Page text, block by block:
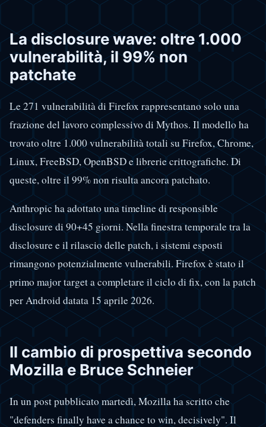
La disclosure wave: oltre 1.000
vulnerabilità, il 99% non
patchate
Le 271 vulnerabilità di Firefox rappresentano solo una
frazione del lavoro complessivo di Mythos. Il modello ha
trovato oltre 1.000 vulnerabilità totali su Firefox, Chrome,
Linux, FreeBSD, OpenBSD e librerie crittografiche. Di
queste, oltre il 99% non risulta ancora patchato.
Anthropic ha adottato una timeline di responsible
disclosure di 90+45 giorni. Nella finestra temporale tra la
disclosure e il rilascio delle patch, i sistemi esposti
rimangono potenzialmente vulnerabili. Firefox è stato il
primo major target a completare il ciclo di fix, con la patch
per Android datata 15 aprile 2026.
Il cambio di prospettiva secondo
Mozilla e Bruce Schneier
In un post pubblicato martedì, Mozilla ha scritto che
"defenders finally have a chance to win, decisively". Il